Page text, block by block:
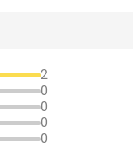
2
0
0
0
0